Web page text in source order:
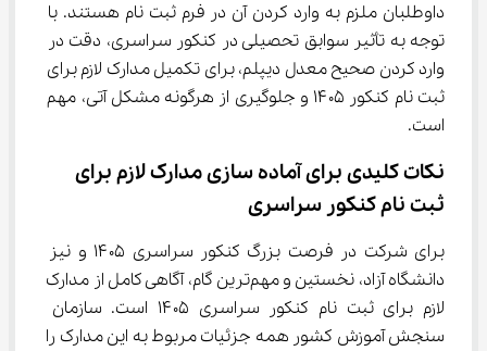
داوطلبان ملزم به وارد کردن آن در فرم ثبت نام هستند. با
توجه به تأثیر سوابق تحصیلی در کنکور سراسری، دقت در
وارد کردن صحیح معدل دیپلم، برای تکمیل مدارک لازم برای
ثبت نام کنکور ۱۴۰۵ و جلوگیری از هرگونه مشکل آتی، مهم
است.
نکات کلیدی برای آماده ‌سازی مدارک لازم برای
ثبت نام کنکور سراسری
برای شرکت در فرصت بزرگ کنکور سراسری ۱۴۰۵ و نیز
دانشگاه آزاد، نخستین و مهم‌ترین گام، آگاهی کامل از مدارک
لازم برای ثبت نام کنکور سراسری ۱۴۰۵ است. سازمان
سنجش آموزش کشور همه جزئیات مربوط به این مدارک را